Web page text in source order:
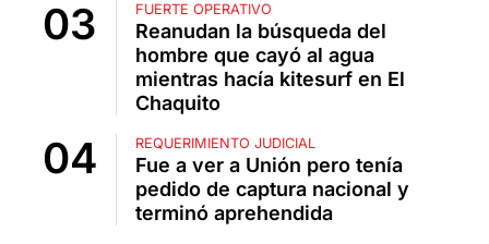
FUERTE OPERATIVO
Reanudan la búsqueda del
hombre que cayó al agua
mientras hacía kitesurf en El
Chaquito
REQUERIMIENTO JUDICIAL
Fue a ver a Unión pero tenía
pedido de captura nacional y
terminó aprehendida